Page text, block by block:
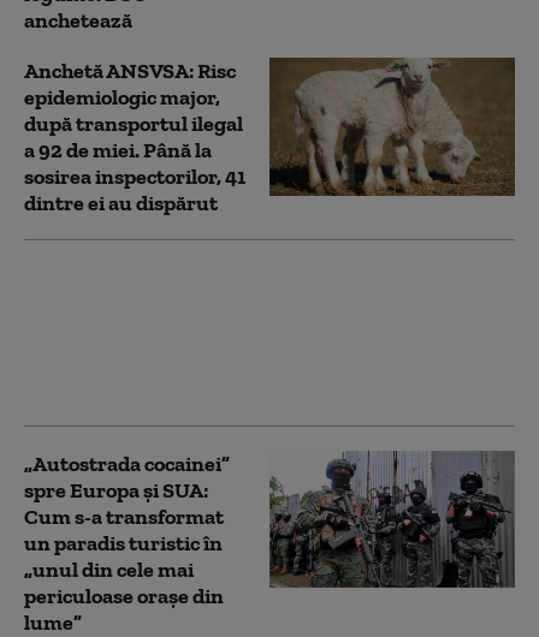
anchetează
Anchetă ANSVSA: Risc
epidemiologic major,
după transportul ilegal
a 92 de miei. Până la
sosirea inspectorilor, 41
dintre ei au dispărut
„Autostrada cocainei”
spre Europa și SUA:
Cum s-a transformat
un paradis turistic în
„unul din cele mai
periculoase orașe din
lume”